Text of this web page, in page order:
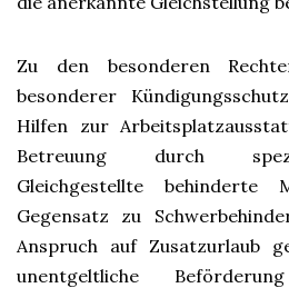
Zu den besonderen
besonderer
Hilfen zur
Betreuung durch
Gleichgestellte behinderte
Gegensatz zu
Anspruch auf Zusatzurlaub
unentgeltliche